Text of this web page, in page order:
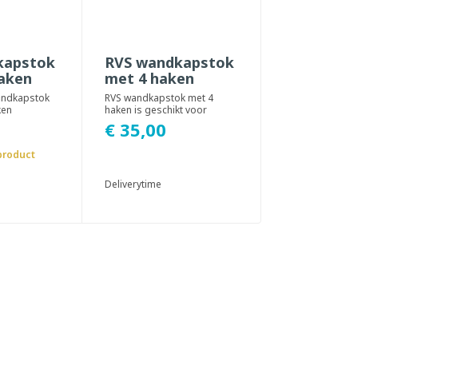
RVS wandkapstok
met 4 haken
RVS wandkapstok met 4
haken is geschikt voor
gebruik in cleanroom
omgevingen. De lichtgewi...
€ 35,00
Deliverytime